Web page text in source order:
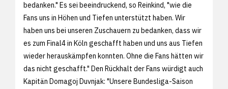
bedanken." Es sei beeindruckend, so Reinkind, "wie die
Fans uns in Höhen und Tiefen unterstützt haben. Wir
haben uns bei unseren Zuschauern zu bedanken, dass wir
es zum Final4 in Köln geschafft haben und uns aus Tiefen
wieder herauskämpfen konnten. Ohne die Fans hätten wir
das nicht geschafft." Den Rückhalt der Fans würdigt auch
Kapitän Domagoj Duvnjak: "Unsere Bundesliga-Saison